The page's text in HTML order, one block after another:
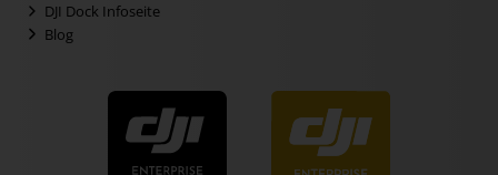
DJI Dock Infoseite
Blog